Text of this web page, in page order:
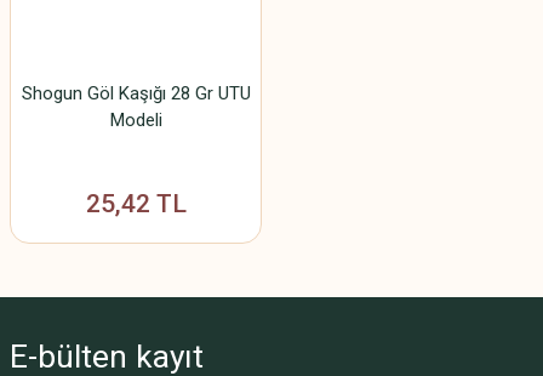
Shogun Göl Kaşığı 28 Gr UTU
Modeli
25,42 TL
E-bülten kayıt